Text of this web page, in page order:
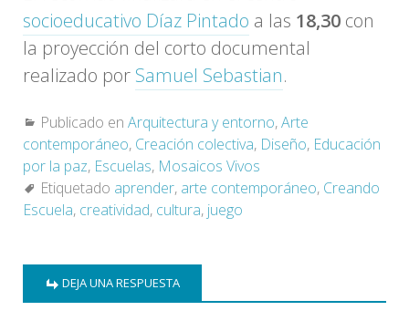
socioeducativo Díaz Pintado a las 18,30 con
la proyección del corto documental
realizado por Samuel Sebastian.
Publicado en Arquitectura y entorno,Arte
contemporáneo, Creación colectiva, Diseño, Educación
por la paz, Escuelas, Mosaicos Vivos
Etiquetado aprender, arte contemporáneo, Creando
Escuela, creatividad, cultura, juego
DEJA UNA RESPUESTA